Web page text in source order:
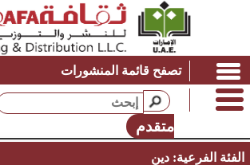
تصفح قائمة المنشورات
متقدم
الفئة الفرعية: دين